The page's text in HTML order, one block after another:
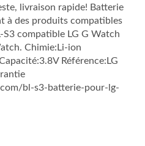
livraison rapide! Batterie
à des produits compatibles
compatible LG G Watch
Chimie:Li-ion
Référence:LG
bl-s3-batterie-pour-lg-